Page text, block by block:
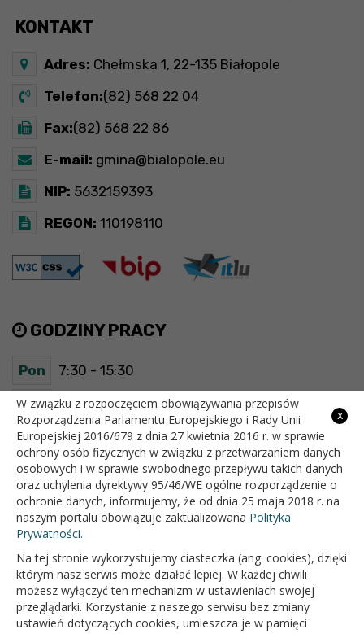
KONTAKT
Adres: Chełmska 1, 22-135 Białopole
Telefon:(82) 568 22 04
Fax:(82) 568 22 86
E-mail: gmina@bialopole.eu
NIP: 5632159393
REGON: 110198110
GODZINY PRACY
Pon 7:30 - 15:30
Wt 7:30 - 15:30
Śr 7:30 - 15:30
Czw 7:30 - 15:30
Pt 7:30 - 15:30
OFICJALNY SERWIS INTERNETOWY GMINY BIAŁOPOLE
x
W związku z rozpoczęciem obowiązywania przepisów
Rozporządzenia Parlamentu Europejskiego i Rady Unii
Europejskiej 2016/679 z dnia 27 kwietnia 2016 r. w sprawie
ochrony osób fizycznych w związku z przetwarzaniem danych
osobowych i w sprawie swobodnego przepływu takich danych
oraz uchylenia dyrektywy 95/46/WE ogólne rozporządzenie o
ochronie danych, informujemy, że od dnia 25 maja 2018 r. na
naszym portalu obowiązuje zaktualizowana Polityka
Prywatności.
Na tej stronie wykorzystujemy ciasteczka (ang. cookies), dzięki
którym nasz serwis może działać lepiej. W każdej chwili
możesz wyłączyć ten mechanizm w ustawieniach swojej
przeglądarki. Korzystanie z naszego serwisu bez zmiany
ustawień dotyczących cookies, umieszcza je w pamięci